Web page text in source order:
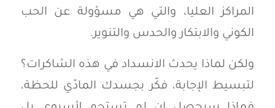
المراكز العليا، والتي هي مسؤولة عن الحب
الكوني والابتكار والحدس والتنوير.
ولكن لماذا يحدث الانسداد في هذه الشاكرات؟
لتبسيط الإجابة، فكّر بجسدك المادّي للحظة،